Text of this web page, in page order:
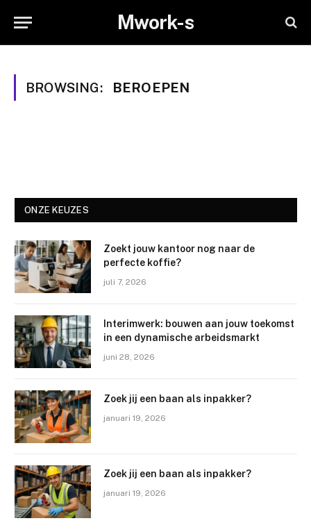
Mwork-s
BROWSING: BEROEPEN
ONZE KEUZES
Zoekt jouw kantoor nog naar de
perfecte koffie?
juli 7, 2026
Interimwerk: bouwen aan jouw toekomst
in een dynamische arbeidsmarkt
juni 28, 2026
Zoek jij een baan als inpakker?
januari 19, 2026
Zoek jij een baan als inpakker?
januari 19, 2026